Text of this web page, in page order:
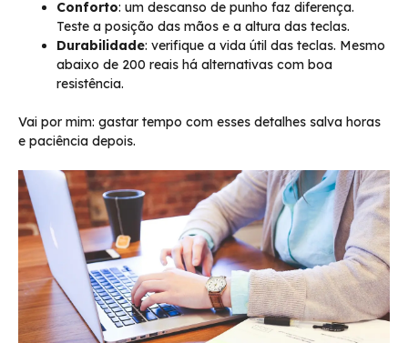
Conforto: um descanso de punho faz diferença.
Teste a posição das mãos e a altura das teclas.
Durabilidade: verifique a vida útil das teclas. Mesmo
abaixo de 200 reais há alternativas com boa
resistência.
Vai por mim: gastar tempo com esses detalhes salva horas
e paciência depois.